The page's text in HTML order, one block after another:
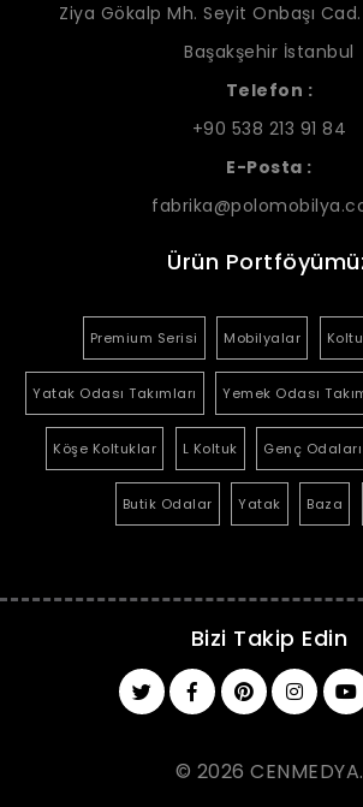
Ziya Gökalp Mh. Seyit Onbaşı Cad.
Başakşehir İstanbul
Telefon :
+90 538 213 91 84
E-Posta :
Ürün
Premium Serisi Mobilyalar
Yatak Odası Takımları Yemek Odası
Köşe Koltuklar L Koltuk Genç Odaları
Butik Odalar Yatak Baza
Bizi Takip Edin
© 2026 CENMEDYA.